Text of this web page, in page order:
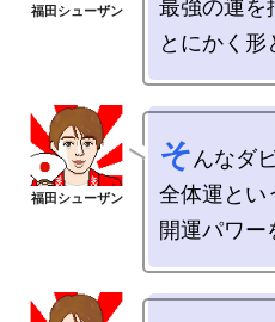
最強の運を
そんなダ
全体運とい